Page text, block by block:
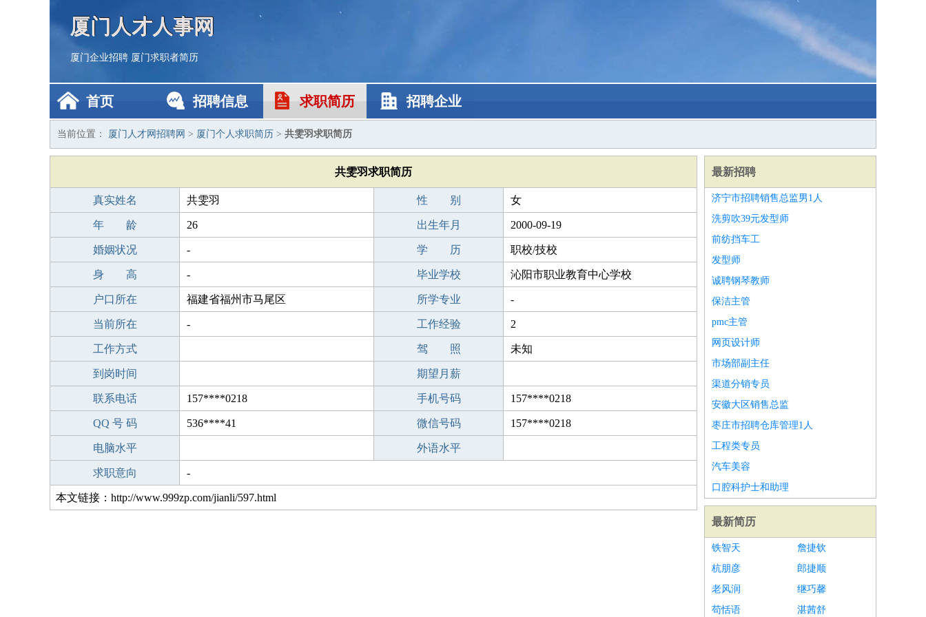
厦门人才人事网
厦门企业招聘 厦门求职者简历
首页 招聘信息 求职简历 招聘企业
当前位置： 厦门人才网招聘网 > 厦门个人求职简历 > 共雯羽求职简历
共雯羽求职简历
真实姓名 共雯羽 性 别 女
年 龄 26 出生年月 2000-09-19
婚姻状况 - 学 历 职校/技校
身 高 - 毕业学校 沁阳市职业教育中心学校
户口所在 福建省福州市马尾区 所学专业 -
当前所在 - 工作经验 2
工作方式 驾 照 未知
到岗时间 期望月薪
联系电话 157****0218 手机号码 157****0218
QQ 号 码 536****41 微信号码 157****0218
电脑水平 外语水平
求职意向 -
本文链接：http://www.999zp.com/jianli/597.html
最新招聘
济宁市招聘销售总监男1人
洗剪吹39元发型师
前纺挡车工
发型师
诚聘钢琴教师
保洁主管
pmc主管
网页设计师
市场部副主任
渠道分销专员
安徽大区销售总监
枣庄市招聘仓库管理1人
工程类专员
汽车美容
口腔科护士和助理
最新简历
铁智天
詹捷钦
杭朋彦
郎捷顺
老风润
继巧馨
苟恬语
湛茜舒